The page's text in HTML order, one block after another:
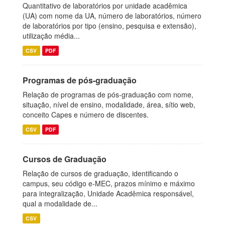
Quantitativo de laboratórios por unidade acadêmica
(UA) com nome da UA, número de laboratórios, número
de laboratórios por tipo (ensino, pesquisa e extensão),
utilização média...
CSV PDF
Programas de pós-graduação
Relação de programas de pós-graduação com nome,
situação, nível de ensino, modalidade, área, sítio web,
conceito Capes e número de discentes.
CSV PDF
Cursos de Graduação
Relação de cursos de graduação, identificando o
campus, seu código e-MEC, prazos mínimo e máximo
para integralização, Unidade Acadêmica responsável,
qual a modalidade de...
CSV